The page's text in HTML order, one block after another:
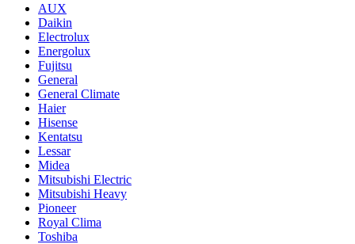
AUX
Daikin
Electrolux
Energolux
Fujitsu
General
General Climate
Haier
Hisense
Kentatsu
Lessar
Midea
Mitsubishi Electric
Mitsubishi Heavy
Pioneer
Royal Clima
Toshiba